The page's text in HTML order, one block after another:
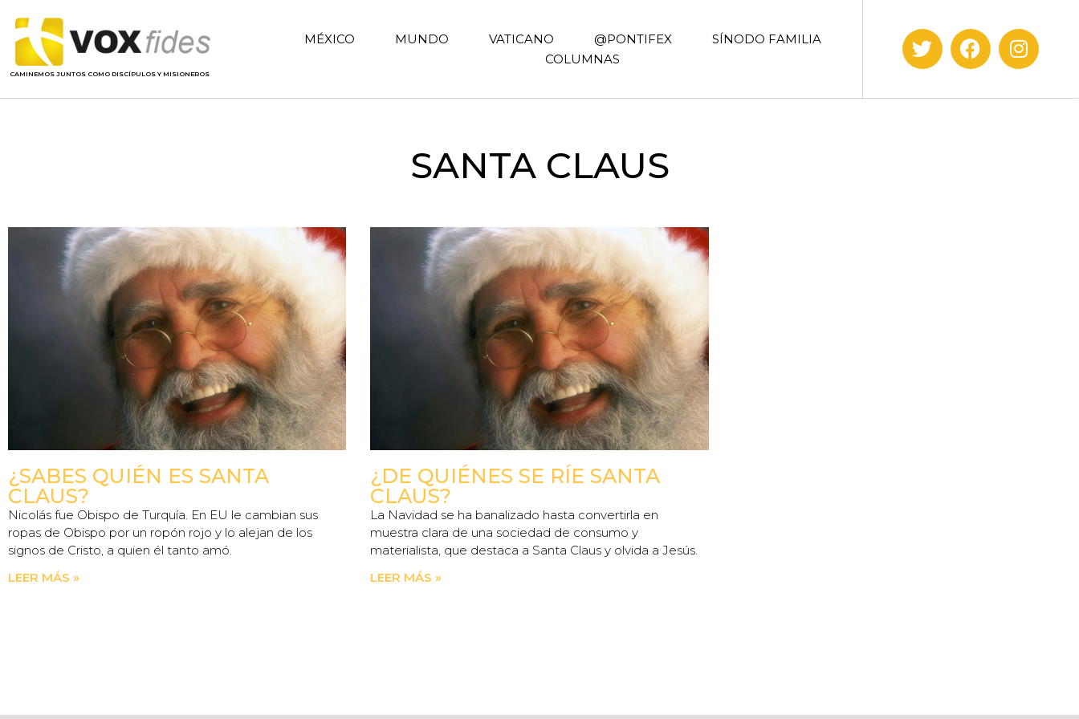
CAMINEMOS JUNTOS COMO DISCÍPULOS Y MISIONEROS
MÉXICO MUNDO VATICANO @PONTIFEX
SÍNODO FAMILIA
COLUMNAS
SANTA CLAUS
¿SABES QUIÉN ES SANTA
CLAUS?
Nicolás fue Obispo de Turquía. En EU le cambian sus
ropas de Obispo por un ropón rojo y lo alejan de los
signos de Cristo, a quien él tanto amó.
LEER MÁS »
¿DE QUIÉNES SE RÍE SANTA
CLAUS?
La Navidad se ha banalizado hasta convertirla en
muestra clara de una sociedad de consumo y
materialista, que destaca a Santa Claus y olvida a Jesús.
LEER MÁS »